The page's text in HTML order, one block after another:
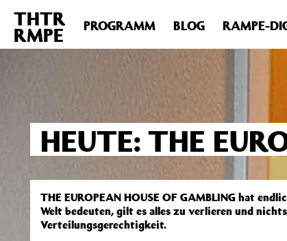
Deprecated : Die Funktion post_permalink ist seit
includes/functions.phpon line6031
THTR
RMPE PROGRAMM BLOG RAMPE-
HEUTE: THE
THE EUROPEAN HOUSE OF GAMBLING hat
Welt bedeuten, gilt es alles zu verlieren und
Verteilungsgerechtigkeit.